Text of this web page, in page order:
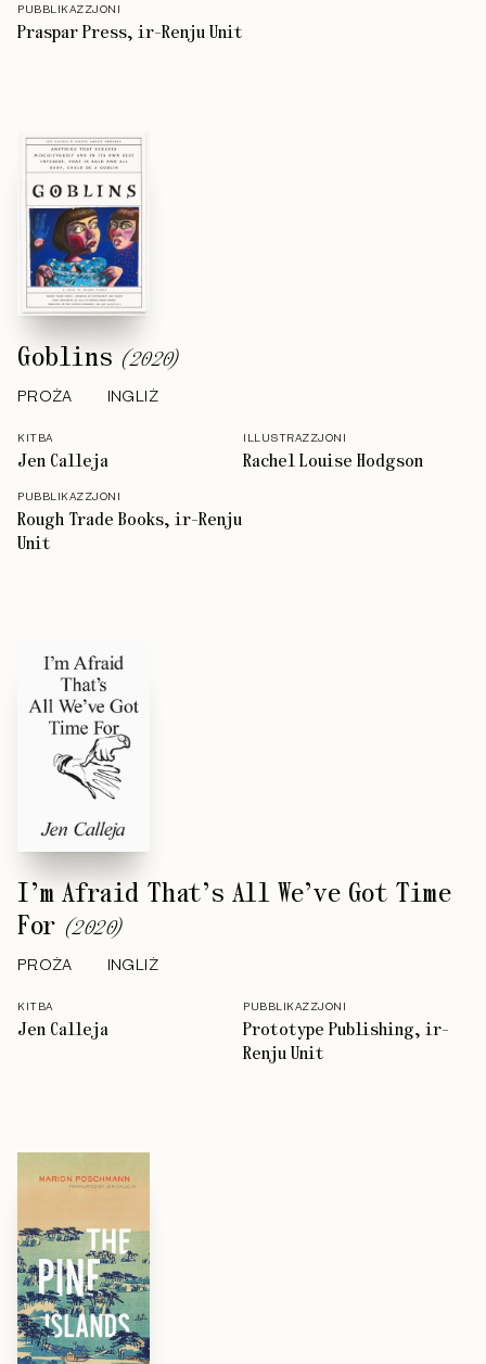
PUBBLIKAZZJONI
Praspar Press, ir-Renju Unit
Goblins (2020)
PROŻA INGLIŻ
KITBA
Jen Calleja
ILLUSTRAZZJONI
Rachel Louise Hodgson
PUBBLIKAZZJONI
Rough Trade Books, ir-Renju
Unit
I’m Afraid That’s All We’ve Got Time
For (2020)
PROŻA INGLIŻ
KITBA
Jen Calleja
PUBBLIKAZZJONI
Prototype Publishing, ir-
Renju Unit